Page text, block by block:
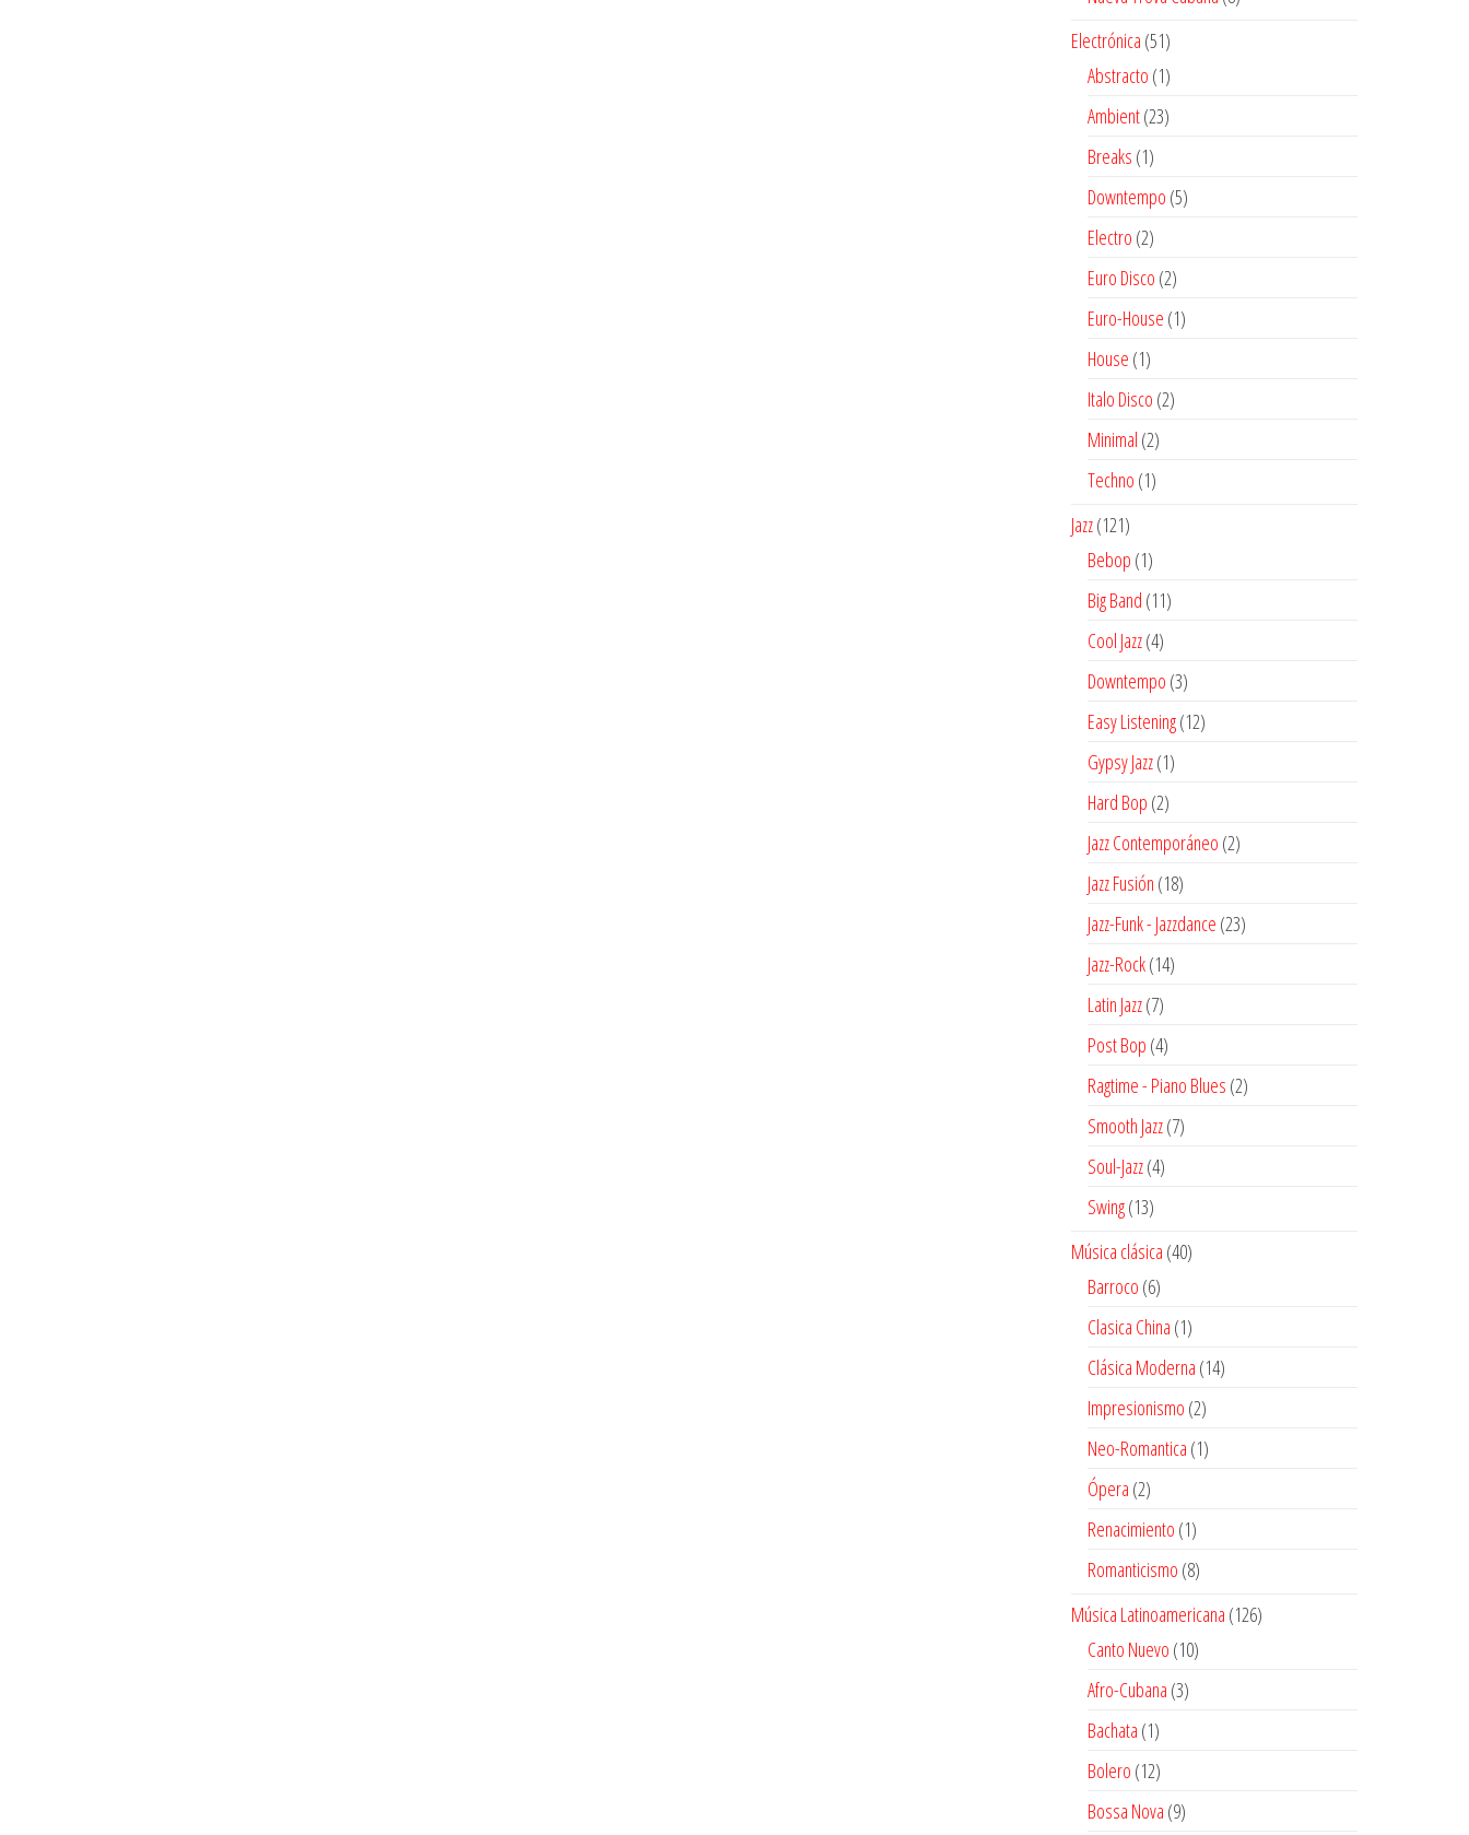
Electrónica 5151
productos
Abstracto 11
producto
Ambient 2323
Breaks 11
producto
Downtempo 55
Electro 22
productos
Euro Disco 22
productos
Euro-House 11
House 11
producto
Italo Disco 22
Minimal 22
productos
Techno 11
Jazz 121121
productos
Bebop 11
producto
Big Band 1111
Cool Jazz 44
productos
Downtempo 33
productos
Easy Listening 1212
Gypsy Jazz 11
Hard Bop 22
productos
Jazz Contemporáneo 22
Jazz Fusión 1818
productos
Jazz-Funk - Jazzdance 2323
Jazz-Rock 1414
Latin Jazz 77
productos
Post Bop 44
productos
Ragtime - Piano Blues 22
Smooth Jazz 77
Soul-Jazz 44
Swing 1313
Música clásica 4040
Barroco 66
productos
Clasica China 11
producto
Clásica Moderna 1414
Impresionismo 22
productos
Neo-Romantica 11
Ópera 22
productos
Renacimiento 11
producto
Romanticismo 88
Música Latinoamericana 126126
Canto Nuevo 1010
Afro-Cubana 33
Bachata 11
producto
Bolero 1212
productos
Bossa Nova 99